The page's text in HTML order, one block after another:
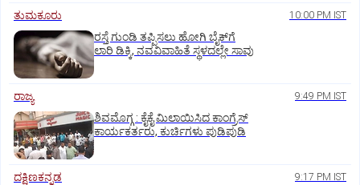
ತುಮಕೂರು 10:00 PM IST
ರಸ್ತೆ ಗುಂಡಿ ತಪ್ಪಿಸಲು ಹೋಗಿ ಬೈಕ್‌ಗೆ
ಲಾರಿ ಡಿಕ್ಕಿ, ನವವಿವಾಹಿತೆ ಸ್ಥಳದಲ್ಲೇ ಸಾವು
ರಾಜ್ಯ 9:49 PM IST
ಶಿವಮೊಗ್ಗ : ಕೈಕೈ ಮಿಲಾಯಿಸಿದ ಕಾಂಗ್ರೆಸ್
ಕಾರ್ಯಕರ್ತರು, ಕುರ್ಚಿಗಳು ಪುಡಿಪುಡಿ
ದಕ್ಷಿಣಕನ್ನಡ 9:17 PM IST